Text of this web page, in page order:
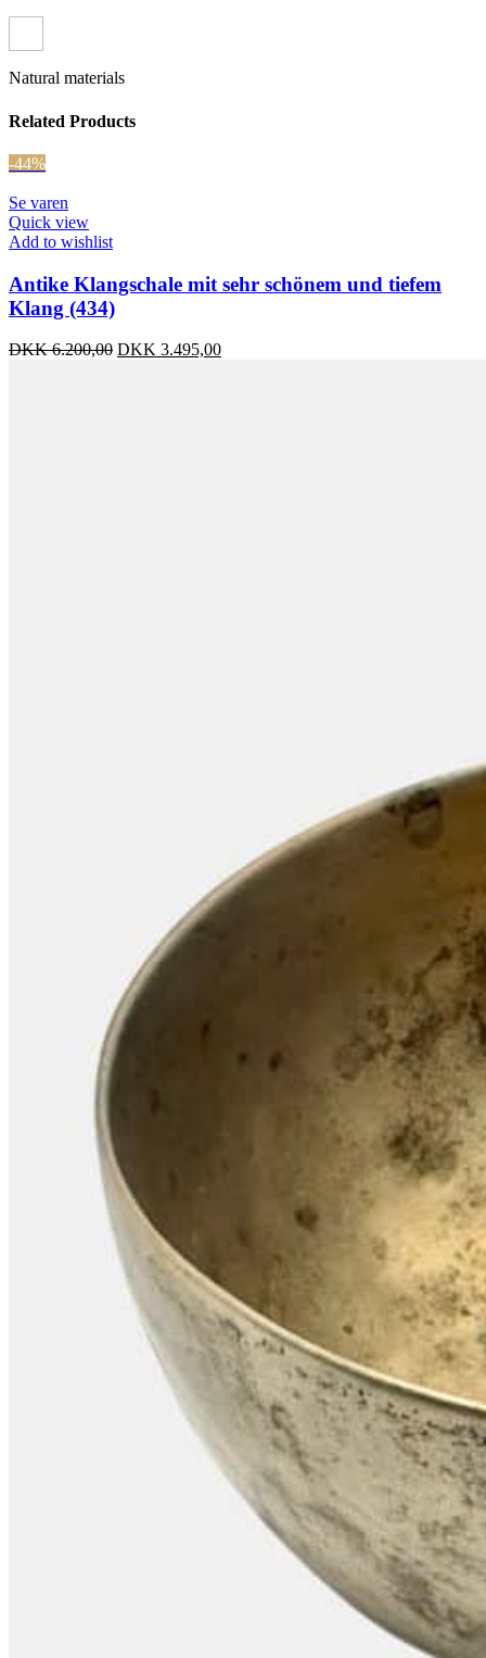
Natural materials
Related Products
-44%
Se varen
Quick view
Add to wishlist
Antike Klangschale mit sehr schönem und tiefem
Klang (434)
DKK6.200,00 Ursprünglicher
DKK 3.495,00Aktueller